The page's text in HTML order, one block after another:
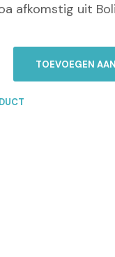
afkomstig uit
TOEVOEGEN